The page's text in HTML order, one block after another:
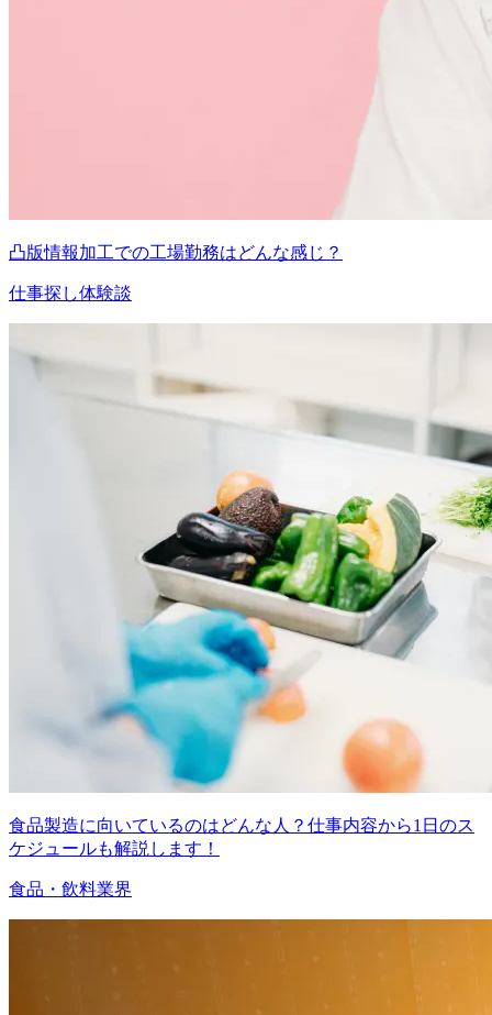
凸版情報加工での工場勤務はどんな感じ？
仕事探し体験談
食品製造に向いているのはどんな人？仕事内容から1日のス
ケジュールも解説します！
食品・飲料業界